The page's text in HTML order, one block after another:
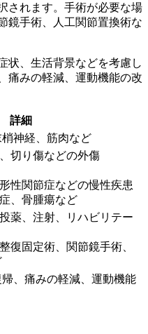
されます。手術が必要な場
鏡手術、人工関節置換術な
状、生活背景などを考慮し
痛みの軽減、運動機能の改
詳細
神経、筋肉など
切り傷などの外傷
性関節症などの慢性疾患
、骨腫瘍など
薬、注射、リハビリテー
復固定術、関節鏡手術、
、痛みの軽減、運動機能